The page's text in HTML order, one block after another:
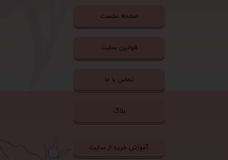
صفحه نخست
قوانین سایت
تماس با ما
بلاگ
آموزش خرید از سایت